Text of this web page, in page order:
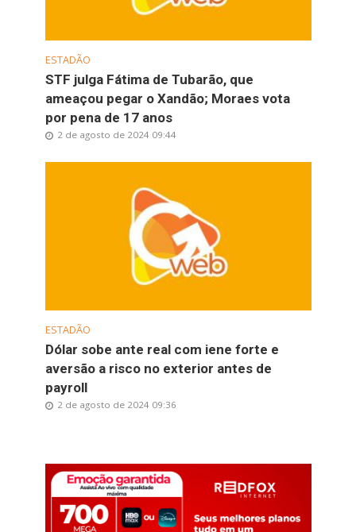
ESTADÃO
STF julga Fátima de Tubarão, que
ameaçou pegar o Xandão; Moraes vota
por pena de 17 anos
2 de agosto de 2024 09:44
ESTADÃO
Dólar sobe ante real com iene forte e
aversão a risco no exterior antes de
payroll
2 de agosto de 2024 09:36